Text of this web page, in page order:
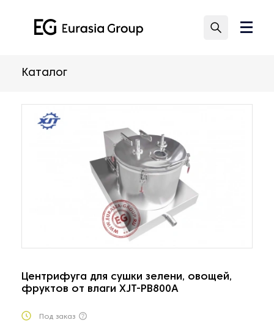
Каталог
Центрифуга для сушки зелени, овощей,
фруктов от влаги XJT-PB800A
Под заказ